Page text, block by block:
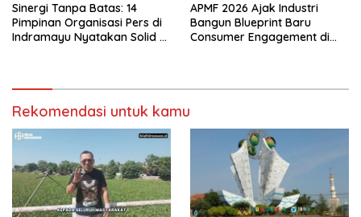
Sinergi Tanpa Batas: 14
Pimpinan Organisasi Pers di
Indramayu Nyatakan Solid di
APMF 2026 Ajak Industri
Bangun Blueprint Baru
Consumer Engagement di
Rekomendasi untuk kamu